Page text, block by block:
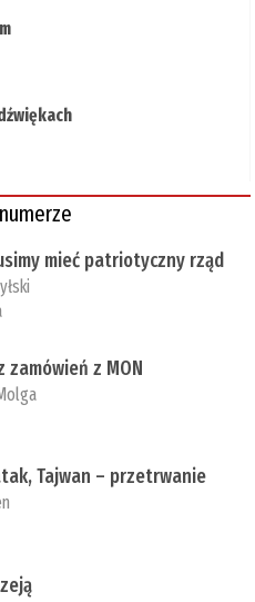
mieć patriotyczny rząd
zamówień z MON
Tajwan – przetrwanie